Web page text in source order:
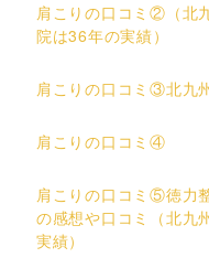
肩こりの口コミ②（北
院は36年の実績）
肩こりの口コミ③北九
肩こりの口コミ④
肩こりの口コミ⑤徳力
の感想や口コミ（北九
実績）